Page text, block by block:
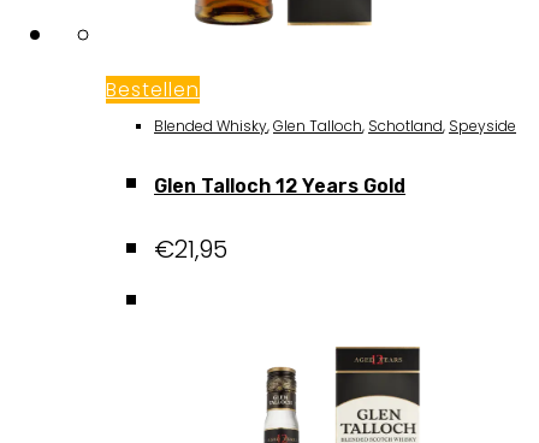
Bestellen
Blended Whisky,Glen Talloch, Schotland, Speyside
Glen Talloch 12 Years Gold
€21,95